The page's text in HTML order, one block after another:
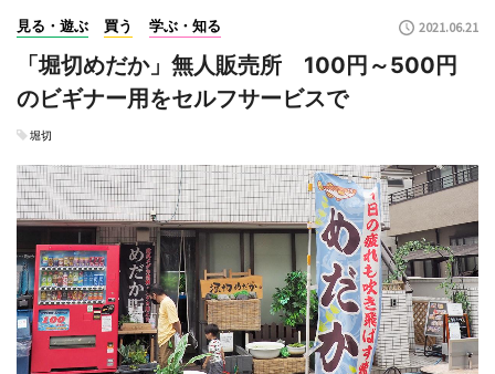
見る・遊ぶ 買う 学ぶ・知る 2021.06.21
「堀切めだか」無人販売所 100円～500円
のビギナー用をセルフサービスで
堀切